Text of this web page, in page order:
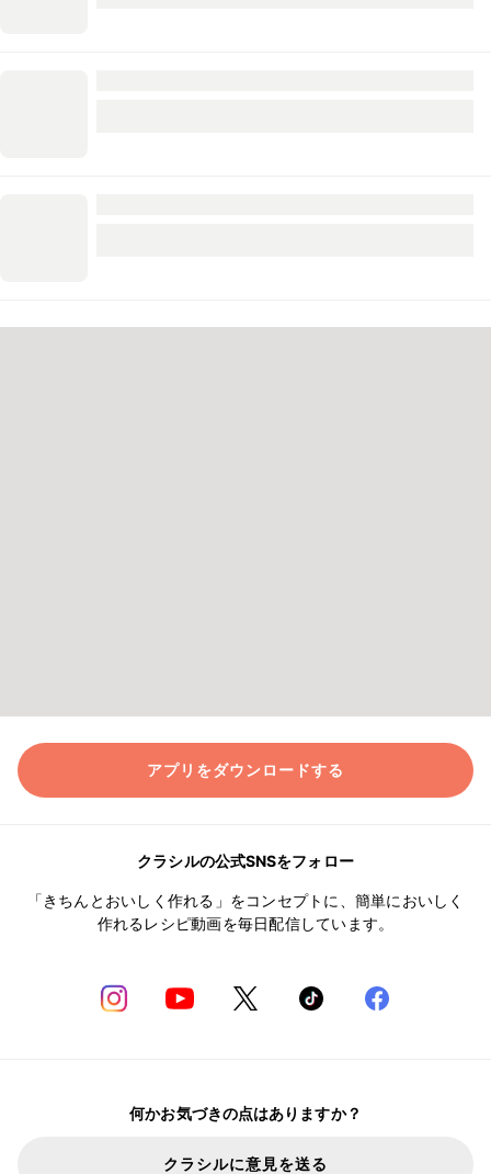
アプリをダウンロードする
クラシルの公式SNSをフォロー
「きちんとおいしく作れる」をコンセプトに、簡単においしく
作れるレシピ動画を毎日配信しています。
何かお気づきの点はありますか？
クラシルに意見を送る